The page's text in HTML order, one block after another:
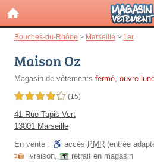
Bouches-du-Rhône > Marseille > 1er
Maison Oz
Magasin de vêtements fermé, ouvre
4,0 étoiles sur 5 (15)
41 Rue Tapis Vert
13001 Marseille
En vente :
accès PMR (entrée
livraison, retrait en magasin